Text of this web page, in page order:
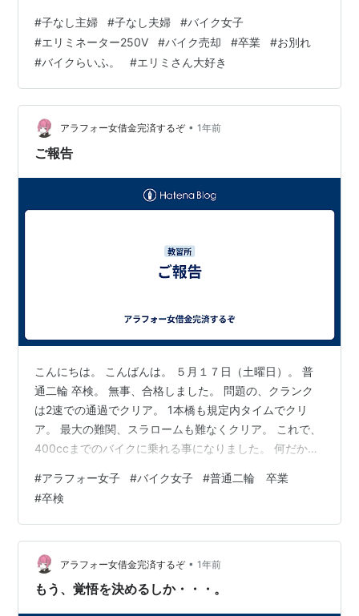
日から約3年5ヶ月 一緒に走ってくれました エリミネー
ター250V本来だったら 私みたいなど素人が乗るような
バイクではなかったかもしれないけど…うっかりネット
の画像で一目惚れをし そのままの勢いで購入してしまっ
てエリミさんには 私は物足りない相棒だったと思いま
す……
#子なし主婦 #子なし夫婦 #バイク女子
#エリミネーター250V #バイク売却 #卒業 #お別れ
#バイクらいふ。 #エリミさん大好き
アラフォー女借金完済するぞ • 1年前
ご報告
こんにちは。 こんばんは。 ５月１７日（土曜日）。 普
通二輪 卒検。 無事、合格しました。 問題の、クランク
は2速での通過でクリア。 1本橋も規定内タイムでクリ
ア。 最大の難関、スラロームも難なくクリア。 これで、
400ccまでのバイクに乗れる事になりました。 何だか、
分・・・。 でも、せっかくだし大型まで取りたい。 あ
と、取りたいと思っても行く自信がないので。 来週か
ら、できれば行きたいなと思っています。 とりあえず、
免許センターにて免許に追加してもらってからですね。
ランキング参加中【公式】2023年開設ブログ ランキング
参加中バイク女子 ラン…
#アラフォー女子 #バイク女子 #普通二輪 卒業
#卒検
アラフォー女借金完済するぞ • 1年前
もう、覚悟を決めるしか・・・。